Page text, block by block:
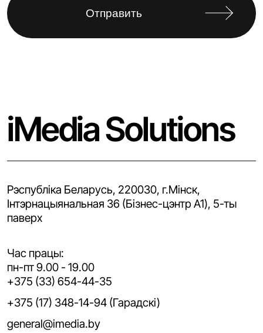
iMedia Solutions
Рэспубліка Беларусь, 220030, г.Мінск,
Iнтэрнацыянальная 36 (Бізнес-цэнтр A1), 5-ты
паверх
Час працы:
пн-пт 9.00 - 19.00
+375 (33) 654-44-35
+375 (17) 348-14-94 (Гарадскі)
general@imedia.by